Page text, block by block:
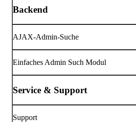
Backend
AJAX-Admin-Suche
Einfaches Admin Such Modul
Service & Support
Support